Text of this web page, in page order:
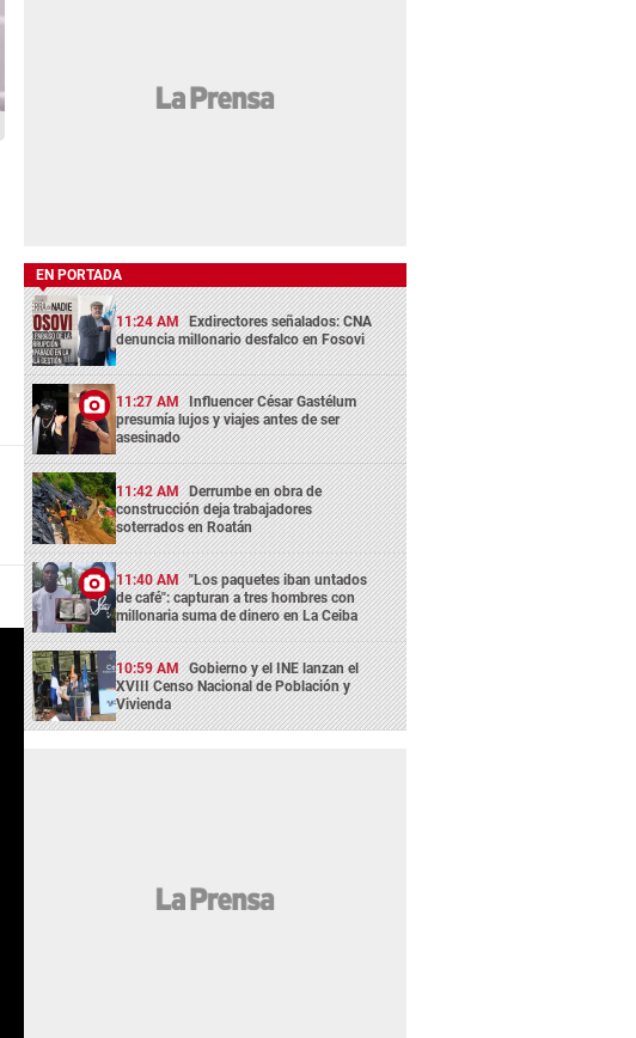
EN PORTADA
11:24 AM Exdirectores señalados: CNA
denuncia millonario desfalco en Fosovi
11:27 AM Influencer César Gastélum
presumía lujos y viajes antes de ser
asesinado
11:42 AM Derrumbe en obra de
construcción deja trabajadores
soterrados en Roatán
11:40 AM "Los paquetes iban untados
de café": capturan a tres hombres con
millonaria suma de dinero en La Ceiba
10:59 AM Gobierno y el INE lanzan el
XVIII Censo Nacional de Población y
Vivienda